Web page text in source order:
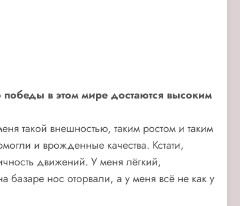
в этом мире достаются высоким
такой внешностью, таким ростом и таким
и врожденные качества. Кстати,
движений. У меня лёгкий,
нос оторвали, а у меня всё не как у